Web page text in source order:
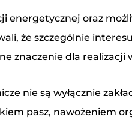
oraz
że szczególnie
znaczenie dla realizacji
nie są wyłącznie
pasz, nawożeniem